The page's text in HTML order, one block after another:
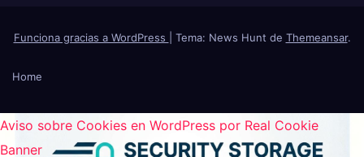
Funciona gracias a WordPress Tema: News Hunt de Themeansar.
Home
Aviso sobre Cookies en WordPress por Real Cookie
Banner